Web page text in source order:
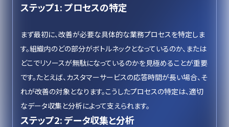
ステップ1: プロセスの特定
まず最初に、改善が必要な具体的な業務プロセスを特定しま
す。組織内のどの部分がボトルネックとなっているのか、または
どこでリソースが無駄になっているのかを見極めることが重要
です。たとえば、カスタマーサービスの応答時間が長い場合、そ
れが改善の対象となります。こうしたプロセスの特定は、適切
なデータ収集と分析によって支えられます。
ステップ2: データ収集と分析